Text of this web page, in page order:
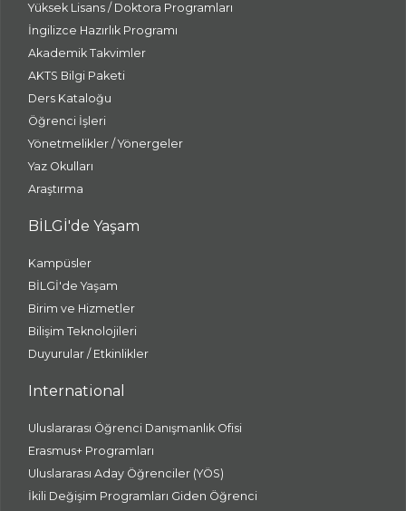
Yüksek Lisans / Doktora Programları
İngilizce Hazırlık Programı
Akademik Takvimler
AKTS Bilgi Paketi
Ders Kataloğu
Öğrenci İşleri
Yönetmelikler / Yönergeler
Yaz Okulları
Araştırma
BİLGİ'de Yaşam
Kampüsler
BİLGİ'de Yaşam
Birim ve Hizmetler
Bilişim Teknolojileri
Duyurular / Etkinlikler
International
Uluslararası Öğrenci Danışmanlık Ofisi
Erasmus+ Programları
Uluslararası Aday Öğrenciler (YÖS)
İkili Değişim Programları Giden Öğrenci